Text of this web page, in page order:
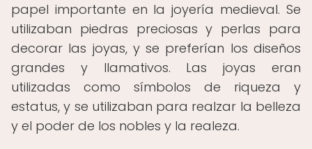
papel importante en la joyería medieval. Se
utilizaban piedras preciosas y perlas para
decorar las joyas, y se preferían los diseños
grandes y llamativos. Las joyas eran
utilizadas como símbolos de riqueza y
estatus, y se utilizaban para realzar la belleza
y el poder de los nobles y la realeza.